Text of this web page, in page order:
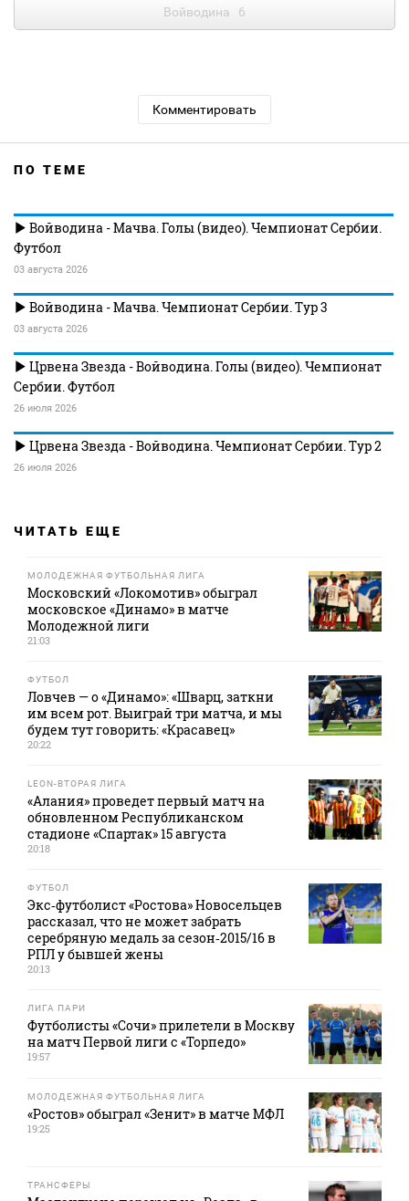
Войводина 6
Комментировать
ПО ТЕМЕ
Войводина - Мачва. Голы (видео). Чемпионат Сербии.
Футбол
03 августа 2026
Войводина - Мачва. Чемпионат Сербии. Тур 3
03 августа 2026
Црвена Звезда - Войводина. Голы (видео). Чемпионат
Сербии. Футбол
26 июля 2026
Црвена Звезда - Войводина. Чемпионат Сербии. Тур 2
26 июля 2026
ЧИТАТЬ ЕЩЕ
МОЛОДЕЖНАЯ ФУТБОЛЬНАЯ ЛИГА
Московский «Локомотив» обыграл
московское «Динамо» в матче
Молодежной лиги
21:03
ФУТБОЛ
Ловчев — о «Динамо»: «Шварц, заткни
им всем рот. Выиграй три матча, и мы
будем тут говорить: «Красавец»
20:22
LEON-ВТОРАЯ ЛИГА
«Алания» проведет первый матч на
обновленном Республиканском
стадионе «Спартак» 15 августа
20:18
ФУТБОЛ
Экс‑футболист «Ростова» Новосельцев
рассказал, что не может забрать
серебряную медаль за сезон‑2015/16 в
РПЛ у бывшей жены
20:13
ЛИГА ПАРИ
Футболисты «Сочи» прилетели в Москву
на матч Первой лиги с «Торпедо»
19:57
МОЛОДЕЖНАЯ ФУТБОЛЬНАЯ ЛИГА
«Ростов» обыграл «Зенит» в матче МФЛ
19:25
ТРАНСФЕРЫ